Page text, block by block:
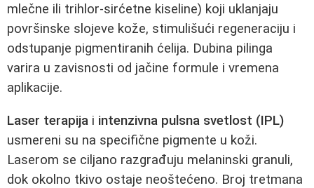
mlečne ili trihlor-sirćetne kiseline) koji uklanjaju
površinske slojeve kože, stimulišući regeneraciju i
odstupanje pigmentiranih ćelija. Dubina pilinga
varira u zavisnosti od jačine formule i vremena
aplikacije.
Laser terapija i intenzivna pulsna svetlost (IPL)
usmereni su na specifične pigmente u koži.
Laserom se ciljano razgrađuju melaninski granuli,
dok okolno tkivo ostaje neoštećeno. Broj tretmana